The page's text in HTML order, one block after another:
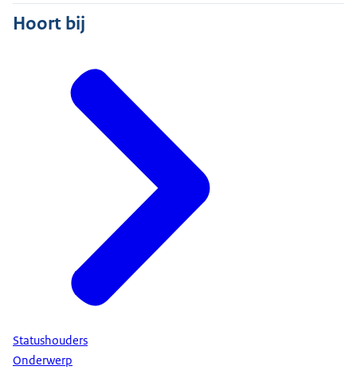
Hoort bij
Statushouders
Onderwerp